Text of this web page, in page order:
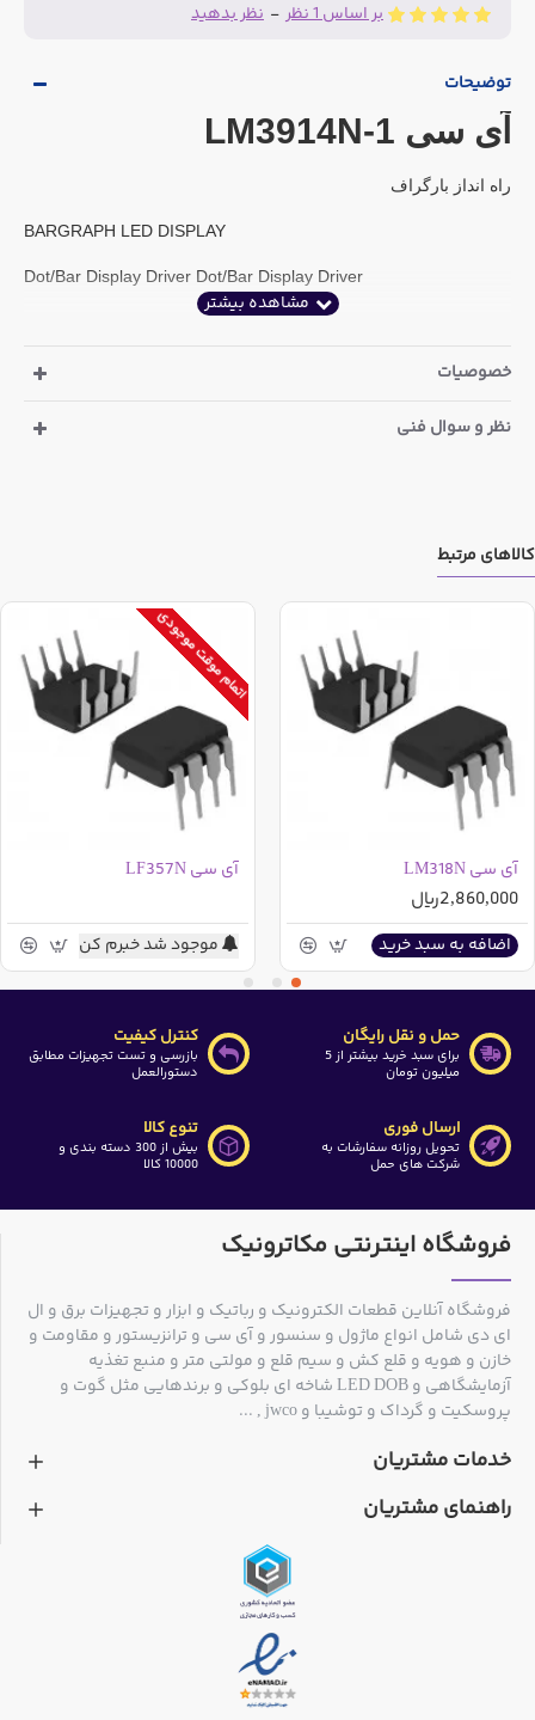
بر اساس 1 نظر - نظر بدهید
توضیحات
آی سی LM3914N-1
راه انداز بارگراف
Dot/Bar Display Driver Dot/Bar Display Driver
خصوصیات
نظر و سوال فنی
کالاهای مرتبط
آی سی LM318N
2,860,000ریال
اضافه به سبد خرید
اتمام موقت موجودی
آی سی LF357N
موجود شد خبرم کن
حمل و نقل رایگان
برای سبد خرید بیشتر از 5
میلیون تومان
کنترل کیفیت
بازرسی و تست تجهیزات مطابق
دستورالعمل
ارسال فوری
تحویل روزانه سفارشات به
شرکت های حمل
تنوع کالا
بیش از 300 دسته بندی و
10000 کالا
فروشگاه اینترنتی مکاترونیک
فروشگاه آنلاین قطعات الکترونیک و رباتیک و ابزار و تجهیزات برق و ال
ای دی شامل انواع ماژول و سنسور و آی سی و ترانزیستور و مقاومت و
خازن و هویه و قلع کش و سیم قلع و مولتی متر و منبع تغذیه
آزمایشگاهی و LED DOB شاخه ای بلوکی و برندهایی مثل گوت و
پروسکیت و گرداک و توشیبا و jwco , ...
خدمات مشتریان
راهنمای مشتریان